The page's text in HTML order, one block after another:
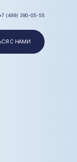
(499) 390-05-55
С НАМИ